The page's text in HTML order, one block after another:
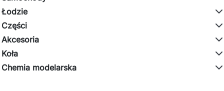
Łodzie
Części
Akcesoria
Koła
Chemia modelarska